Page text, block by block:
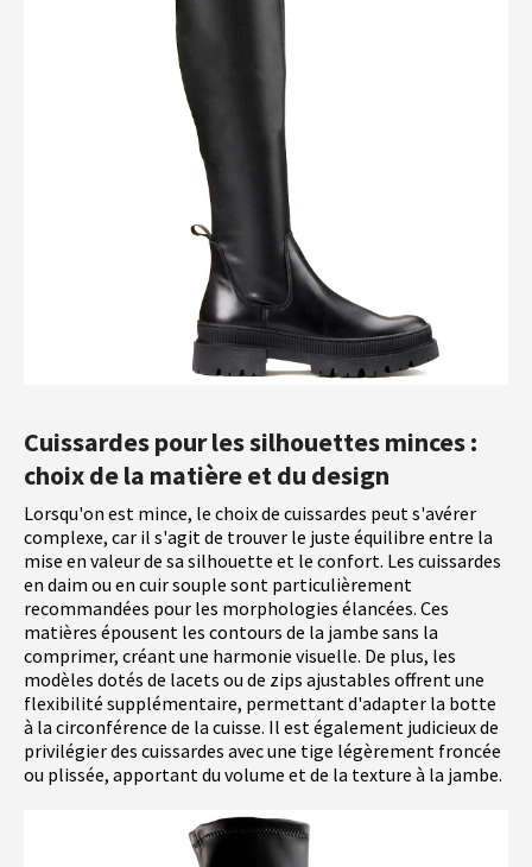
Cuissardes pour les silhouettes minces :
choix de la matière et du design
Lorsqu'on est mince, le choix de cuissardes peut s'avérer
complexe, car il s'agit de trouver le juste équilibre entre la
mise en valeur de sa silhouette et le confort. Les cuissardes
en daim ou en cuir souple sont particulièrement
recommandées pour les morphologies élancées. Ces
matières épousent les contours de la jambe sans la
comprimer, créant une harmonie visuelle. De plus, les
modèles dotés de lacets ou de zips ajustables offrent une
flexibilité supplémentaire, permettant d'adapter la botte
à la circonférence de la cuisse. Il est également judicieux de
privilégier des cuissardes avec une tige légèrement froncée
ou plissée, apportant du volume et de la texture à la jambe.